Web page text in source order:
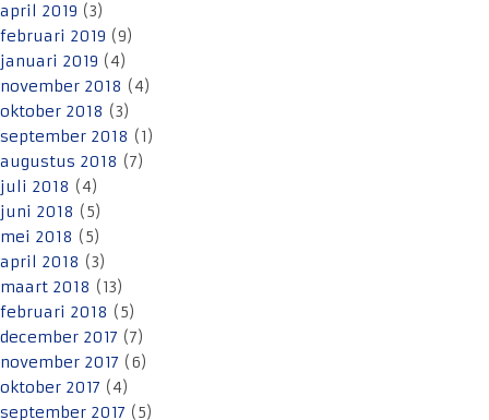
april 2019 (3)
februari 2019 (9)
januari 2019 (4)
november 2018 (4)
oktober 2018 (3)
september 2018 (1)
augustus 2018 (7)
juli 2018 (4)
juni 2018 (5)
mei 2018 (5)
april 2018 (3)
maart 2018 (13)
februari 2018 (5)
december 2017 (7)
november 2017 (6)
oktober 2017 (4)
september 2017 (5)